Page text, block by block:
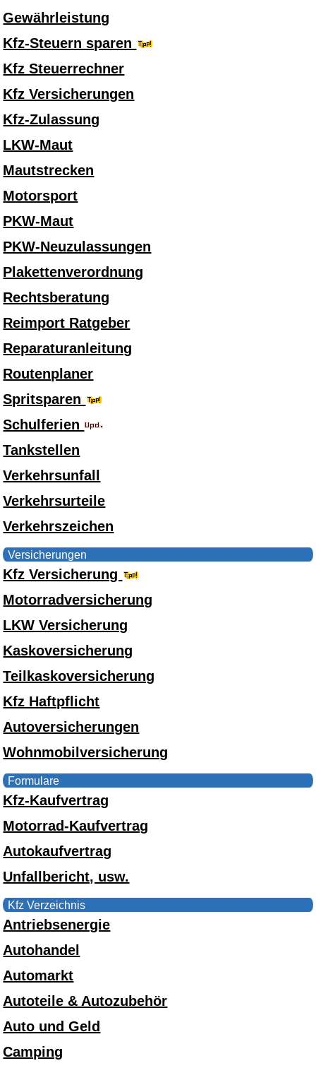
Gewährleistung
Kfz-Steuern sparen
Kfz Steuerrechner
Kfz Versicherungen
Kfz-Zulassung
LKW-Maut
Mautstrecken
Motorsport
PKW-Maut
PKW-Neuzulassungen
Plakettenverordnung
Rechtsberatung
Reimport Ratgeber
Reparaturanleitung
Routenplaner
Spritsparen
Schulferien
Tankstellen
Verkehrsunfall
Verkehrsurteile
Verkehrszeichen
Versicherungen
Kfz Versicherung
Motorradversicherung
LKW Versicherung
Kaskoversicherung
Teilkaskoversicherung
Kfz Haftpflicht
Autoversicherungen
Wohnmobilversicherung
Formulare
Kfz-Kaufvertrag
Motorrad-Kaufvertrag
Autokaufvertrag
Unfallbericht, usw.
Kfz Verzeichnis
Antriebsenergie
Autohandel
Automarkt
Autoteile & Autozubehör
Auto und Geld
Camping